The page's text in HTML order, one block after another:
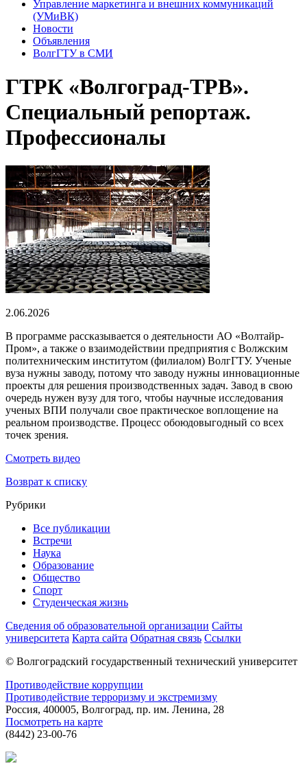
Управление маркетинга и внешних коммуникаций
(УМиВК)
Новости
Объявления
ВолгГТУ в СМИ
ГТРК «Волгоград-ТРВ».
Специальный репортаж.
Профессионалы
2.06.2026
В программе рассказывается о деятельности АО «Волтайр-
Пром», а также о взаимодействии предприятия с Волжским
политехническим институтом (филиалом) ВолгГТУ. Ученые
вуза нужны заводу, потому что заводу нужны инновационные
проекты для решения производственных задач. Завод в свою
очередь нужен вузу для того, чтобы научные исследования
ученых ВПИ получали свое практическое воплощение на
реальном производстве. Процесс обоюдовыгодный со всех
точек зрения.
Смотреть видео
Возврат к списку
Рубрики
Все публикации
Встречи
Наука
Образование
Общество
Спорт
Студенческая жизнь
Сведения об образовательной организации Сайты
университета Карта сайта Обратная связь Ссылки
© Волгоградский государственный технический университет
Противодействие коррупции
Противодействие терроризму и экстремизму
Россия, 400005, Волгоград, пр. им. Ленина, 28
Посмотреть на карте
(8442) 23-00-76